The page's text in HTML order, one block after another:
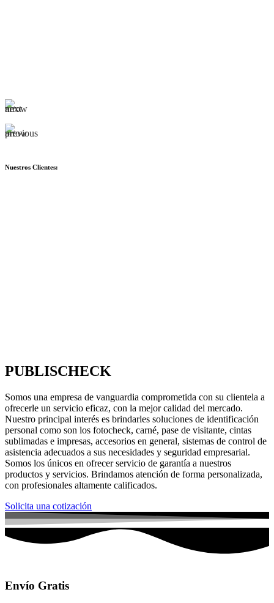
Nuestros Clientes:
PUBLISCHECK
Somos una empresa de vanguardia comprometida con su clientela a
ofrecerle un servicio eficaz, con la mejor calidad del mercado.
Nuestro principal interés es brindarles soluciones de identificación
personal como son los fotocheck, carné, pase de visitante, cintas
sublimadas e impresas, accesorios en general, sistemas de control de
asistencia adecuados a sus necesidades y seguridad empresarial.
Somos los únicos en ofrecer servicio de garantía a nuestros
productos y servicios. Brindamos atención de forma personalizada,
con profesionales altamente calificados.
Solicita una cotización
Envío Gratis